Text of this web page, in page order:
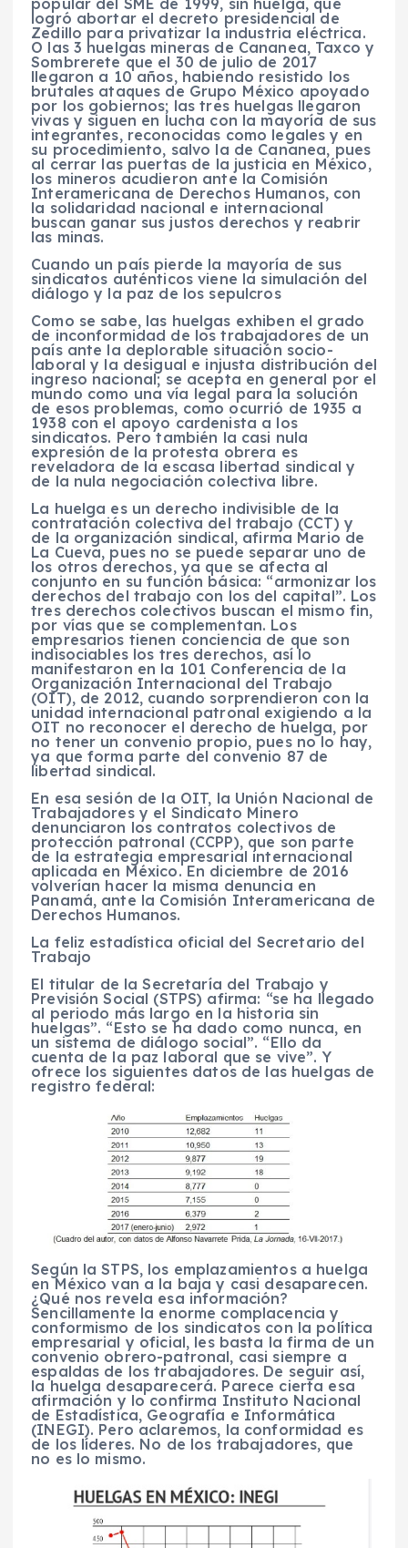
logró abortar el decreto presidencial de
Zedillo para privatizar la industria eléctrica.
O las 3 huelgas mineras de Cananea, Taxco y
Sombrerete que el 30 de julio de 2017
llegaron a 10 años, habiendo resistido los
brutales ataques de Grupo México apoyado
por los gobiernos; las tres huelgas llegaron
vivas y siguen en lucha con la mayoría de sus
integrantes, reconocidas como legales y en
su procedimiento, salvo la de Cananea, pues
al cerrar las puertas de la justicia en México,
los mineros acudieron ante la Comisión
Interamericana de Derechos Humanos, con
la solidaridad nacional e internacional
buscan ganar sus justos derechos y reabrir
las minas.
Cuando un país pierde la mayoría de sus
sindicatos auténticos viene la simulación del
diálogo y la paz de los sepulcros
Como se sabe, las huelgas exhiben el grado
de inconformidad de los trabajadores de un
país ante la deplorable situación socio-
laboral y la desigual e injusta distribución del
ingreso nacional; se acepta en general por el
mundo como una vía legal para la solución
de esos problemas, como ocurrió de 1935 a
1938 con el apoyo cardenista a los
sindicatos. Pero también la casi nula
expresión de la protesta obrera es
reveladora de la escasa libertad sindical y
de la nula negociación colectiva libre.
La huelga es un derecho indivisible de la
contratación colectiva del trabajo (CCT) y
de la organización sindical, afirma Mario de
La Cueva, pues no se puede separar uno de
los otros derechos, ya que se afecta al
conjunto en su función básica: “armonizar los
derechos del trabajo con los del capital”. Los
tres derechos colectivos buscan el mismo fin,
por vías que se complementan. Los
empresarios tienen conciencia de que son
indisociables los tres derechos, así lo
manifestaron en la 101 Conferencia de la
Organización Internacional del Trabajo
(OIT), de 2012, cuando sorprendieron con la
unidad internacional patronal exigiendo a la
OIT no reconocer el derecho de huelga, por
no tener un convenio propio, pues no lo hay,
ya que forma parte del convenio 87 de
libertad sindical.
En esa sesión de la OIT, la Unión Nacional de
Trabajadores y el Sindicato Minero
denunciaron los contratos colectivos de
protección patronal (CCPP), que son parte
de la estrategia empresarial internacional
aplicada en México. En diciembre de 2016
volverían hacer la misma denuncia en
Panamá, ante la Comisión Interamericana de
Derechos Humanos.
La feliz estadística oficial del Secretario del
Trabajo
El titular de la Secretaría del Trabajo y
Previsión Social (STPS) afirma: “se ha llegado
al periodo más largo en la historia sin
huelgas”. “Esto se ha dado como nunca, en
un sistema de diálogo social”. “Ello da
cuenta de la paz laboral que se vive”. Y
ofrece los siguientes datos de las huelgas de
registro federal:
Según la STPS, los emplazamientos a huelga
en México van a la baja y casi desaparecen.
¿Qué nos revela esa información?
Sencillamente la enorme complacencia y
conformismo de los sindicatos con la política
empresarial y oficial, les basta la firma de un
convenio obrero-patronal, casi siempre a
espaldas de los trabajadores. De seguir así,
la huelga desaparecerá. Parece cierta esa
afirmación y lo confirma Instituto Nacional
de Estadística, Geografía e Informática
(INEGI). Pero aclaremos, la conformidad es
de los líderes. No de los trabajadores, que
no es lo mismo.